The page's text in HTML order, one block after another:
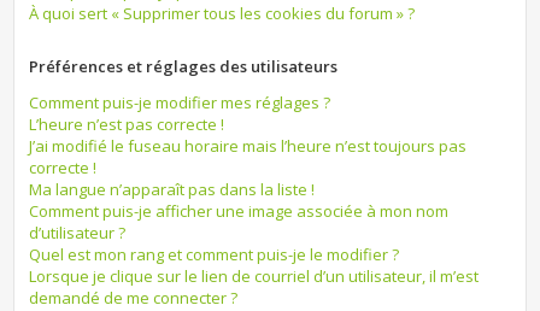
À quoi sert « Supprimer tous les cookies du forum » ?
Préférences et réglages des utilisateurs
Comment puis-je modifier mes réglages ?
L’heure n’est pas correcte !
J’ai modifié le fuseau horaire mais l’heure n’est toujours pas
correcte !
Ma langue n’apparaît pas dans la liste !
Comment puis-je afficher une image associée à mon nom
d’utilisateur ?
Quel est mon rang et comment puis-je le modifier ?
Lorsque je clique sur le lien de courriel d’un utilisateur, il m’est
demandé de me connecter ?